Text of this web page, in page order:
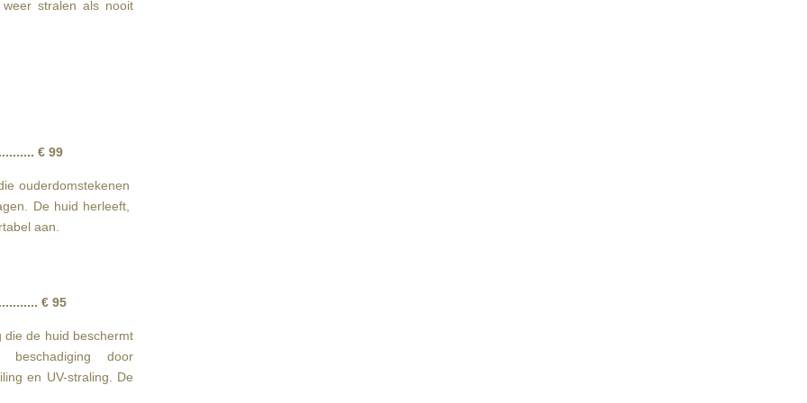
stralen als nooit
€ 99
ouderdomstekenen
De huid herleeft,
aan.
€ 95
die de huid beschermt
door
en UV-straling. De